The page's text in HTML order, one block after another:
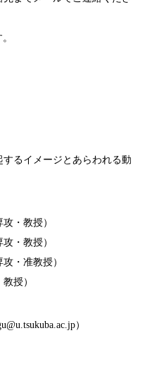
るイメージとあらわれる動
・教授）
・教授）
・准教授）
授）
）